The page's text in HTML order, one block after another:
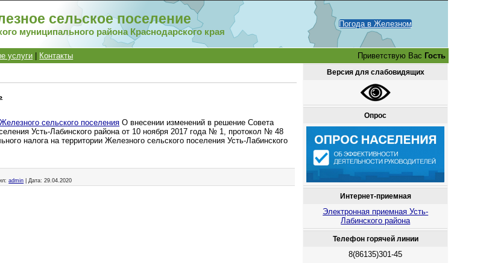
сельское поселение
муниципального района Краснодарского края
Погода в Железном
услуги Контакты Приветствую Вас Гость
сельского поселения О внесении изменений в решение Совета
Усть-Лабинского района от 10 ноября 2017 года № 1, протокол № 48
налога на территории Железного сельского поселения Усть-Лабинского
admin Дата: 29.04.2020
Версия для слабовидящих
Опрос
Интернет-приемная
Электронная приемная Усть-
Лабинского района
Телефон горячей линии
8(86135)301-45